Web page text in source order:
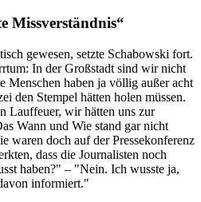
Missverständnis“
gewesen, setzte Schabowski fort.
In der Großstadt sind wir nicht
Menschen haben ja völlig außer acht
den Stempel hätten holen müssen.
Lauffeuer, wir hätten uns zur
Wann und Wie stand gar nicht
waren doch auf der Pressekonferenz
dass die Journalisten noch
haben?" – "Nein. Ich wusste ja,
informiert."